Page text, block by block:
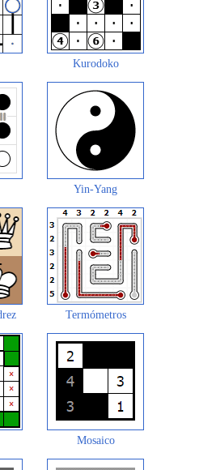
Kurodoko
Yin-Yang
Termómetros
Mosaico